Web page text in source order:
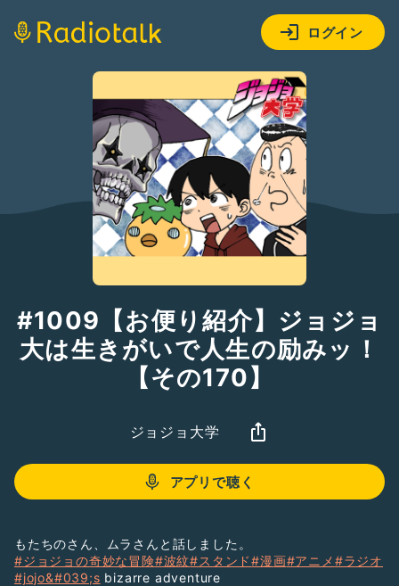
ログイン
#1009【お便り紹介】ジョジョ
大は生きがいで人生の励みッ！
【その170】
ジョジョ大学
アプリで聴く
もたちのさん、ムラさんと話しました。
#ジョジョの奇妙な冒険#波紋#スタンド#漫画#アニメ#ラジオ
#jojo&#039;s bizarre adventure